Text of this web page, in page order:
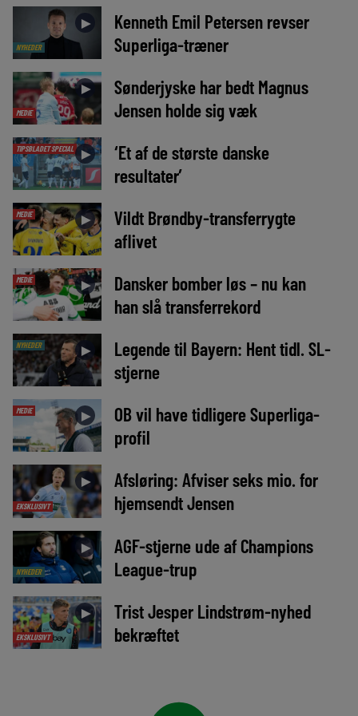
NYHEDER
►
Kenneth Emil Petersen revser
Superliga-træner
MEDIE
►
Sønderjyske har bedt Magnus
Jensen holde sig væk
TIPSBLADET SPECIAL ►
‘Et af de største danske
resultater’
MEDIE ►
Vildt Brøndby-transferrygte
aflivet
MEDIE ►
Dansker bomber løs – nu kan
han slå transferrekord
NYHEDER ►
Legende til Bayern: Hent tidl. SL-
stjerne
MEDIE ►
OB vil have tidligere Superliga-
profil
EKSKLUSIVT
►
Afsløring: Afviser seks mio. for
hjemsendt Jensen
NYHEDER
►
AGF-stjerne ude af Champions
League-trup
EKSKLUSIVT
►
Trist Jesper Lindstrøm-nyhed
bekræftet